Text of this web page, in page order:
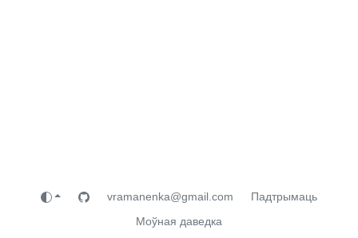
vramanenka@gmail.com
Падтрымаць
Моўная даведка